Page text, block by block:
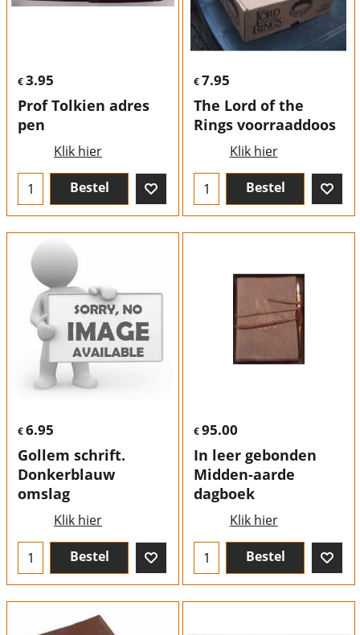
€3.95
Prof Tolkien adres
pen
Klik hier
Bestel
€7.95
The Lord of the
Rings voorraaddoos
Klik hier
Bestel
€6.95
Gollem schrift.
Donkerblauw
omslag
Klik hier
Bestel
€95.00
In leer gebonden
Midden-aarde
dagboek
Klik hier
Bestel